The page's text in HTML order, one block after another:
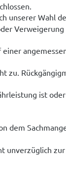
unserer Wahl
zu.
ist
dem
unverzüglich